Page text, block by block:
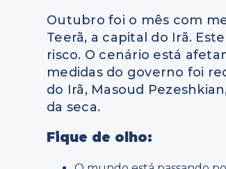
Outubro foi o mês com
Teerã, a capital do Irã.
risco. O cenário está
medidas do governo foi
do Irã, Masoud
da seca.
Fique de olho: